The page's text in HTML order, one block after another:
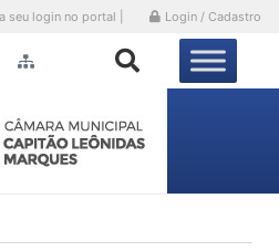
seu login no portal | Login / Cadastro